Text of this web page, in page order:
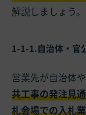
解説しましょう。
1-1-1.自治体・官
営業先が自治体
共工事の発注見
札会場での入札